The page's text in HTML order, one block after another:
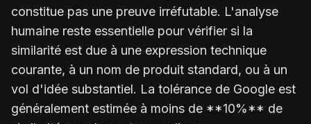
constitue pas une preuve irréfutable. L'analyse
humaine reste essentielle pour vérifier si la
similarité est due à une expression technique
courante, à un nom de produit standard, ou à un
vol d'idée substantiel. La tolérance de Google est
généralement estimée à moins de **10%** de